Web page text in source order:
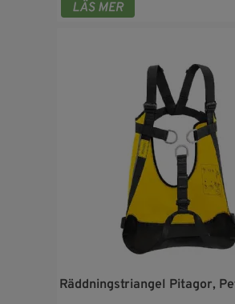
Räddningstriangel Pitagor,